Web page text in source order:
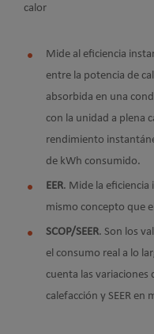
calor
Mide al eficiencia
entre la potencia de
absorbida en una
con la unidad a plena
rendimiento
de kWh consumido.
EER. Mide la eficiencia
mismo concepto que
SCOP/SEER. Son los
el consumo real a lo
cuenta las variaciones
calefacción y SEER en